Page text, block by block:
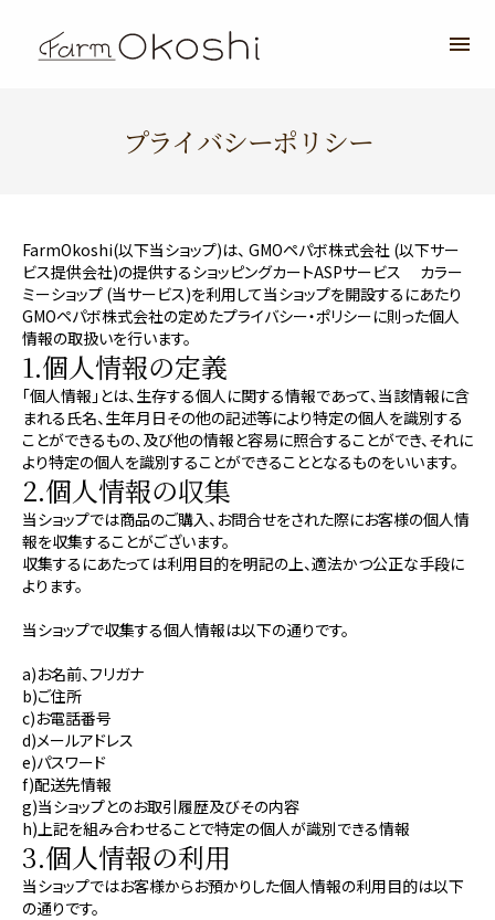
プライバシーポリシー
FarmOkoshi(以下当ショップ)は、 GMOペパボ株式会社 (以下サー
ビス提供会社)の提供するショッピングカートASPサービス
カラー
ミーショップ (当サービス)を利用して当ショップを開設するにあたり
GMOペパボ株式会社の定めたプライバシー・ポリシーに則った個人
情報の取扱いを行います。
1.個人情報の定義
「個人情報」とは、生存する個人に関する情報であって、当該情報に含
まれる氏名、生年月日その他の記述等により特定の個人を識別する
ことができるもの、及び他の情報と容易に照合することができ、それに
より特定の個人を識別することができることとなるものをいいます。
2.個人情報の収集
当ショップでは商品のご購入、お問合せをされた際にお客様の個人情
報を収集することがございます。
収集するにあたっては利用目的を明記の上、適法かつ公正な手段に
よります。
当ショップで収集する個人情報は以下の通りです。
a)お名前、フリガナ
b)ご住所
c)お電話番号
d)メールアドレス
e)パスワード
f)配送先情報
g)当ショップとのお取引履歴及びその内容
h)上記を組み合わせることで特定の個人が識別できる情報
3.個人情報の利用
当ショップではお客様からお預かりした個人情報の利用目的は以下
の通りです。